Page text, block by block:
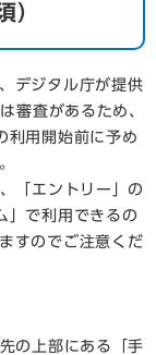
）
デジタル庁が提供
審査があるため、
利用開始前に予め
「エントリー」の
」で利用できるの
すのでご注意くだ
の上部にある「手